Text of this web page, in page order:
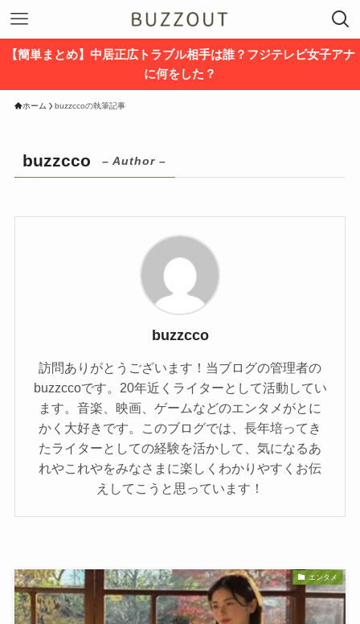
【簡単まとめ】中居正広トラブル相手は誰？フジテレビ女子アナ
に何をした？
ホーム buzzccoの執筆記事
buzzcco – Author –
buzzcco
訪問ありがとうございます！当ブログの管理者の
buzzccoです。20年近くライターとして活動してい
ます。音楽、映画、ゲームなどのエンタメがとに
かく大好きです。このブログでは、長年培ってき
たライターとしての経験を活かして、気になるあ
れやこれやをみなさまに楽しくわかりやすくお伝
えしてこうと思っています！
エンタメ